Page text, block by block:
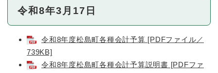
令和8年3月17日
令和8年度松島町各種会計予算 [PDFファイル／
739KB]
令和8年度松島町各種会計予算説明書 [PDFファ